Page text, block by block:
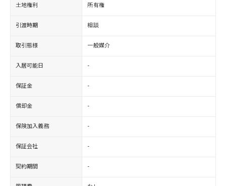
土地権利 所有権
引渡時期 相談
取引態様 一般媒介
入居可能日 -
保証金 -
償却金 -
保険加入義務 -
保証会社 -
契約期間 -